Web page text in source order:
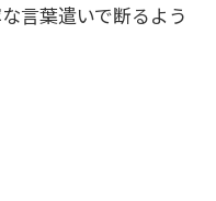
言葉遣いで断るよう